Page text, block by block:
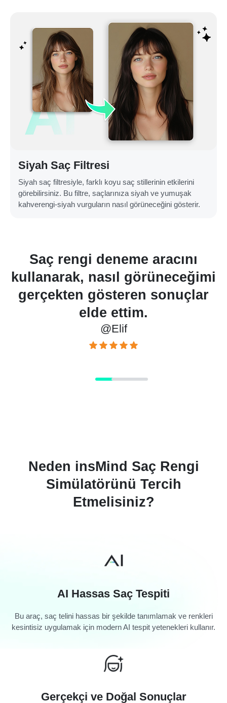
Siyah Saç Filtresi
Siyah saç filtresiyle, farklı koyu saç stillerinin etkilerini
görebilirsiniz. Bu filtre, saçlarınıza siyah ve yumuşak
kahverengi-siyah vurguların nasıl görüneceğini gösterir.
Saç rengi deneme aracını
kullanarak, nasıl görüneceğimi
gerçekten gösteren sonuçlar
elde ettim.
@Elif
Neden insMind Saç Rengi
Simülatörünü Tercih
Etmelisiniz?
AI Hassas Saç Tespiti
Bu araç, saç telini hassas bir şekilde tanımlamak ve renkleri
kesintisiz uygulamak için modern AI tespit yetenekleri kullanır.
Gerçekçi ve Doğal Sonuçlar